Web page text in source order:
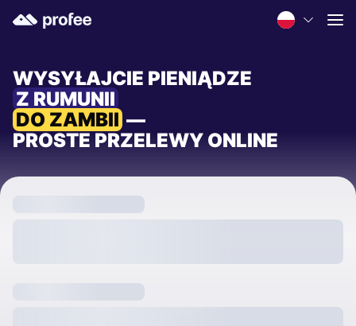
WYSYŁAJCIE PIENIĄDZE
Z RUMUNII
DO ZAMBII —
PROSTE PRZELEWY ONLINE